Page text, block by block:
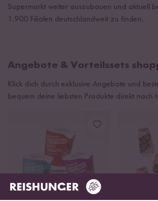
Supermarkt weiter auszubauen und aktuell
1.900 Filialen deutschlandweit zu finden.
Angebote & Vorteilssets
Klick dich durch exklusive Angebote und
bequem deine liebsten Produkte direkt nach